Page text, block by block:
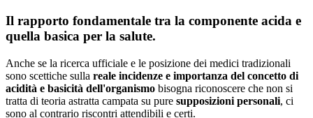
Il rapporto fondamentale tra la componente acida e
quella basica per la salute.
Anche se la ricerca ufficiale e le posizione dei medici tradizionali
sono scettiche sulla reale incidenze e importanza del concetto di
acidità e basicità dell'organismo bisogna riconoscere che non si
tratta di teoria astratta campata su pure supposizioni personali, ci
sono al contrario riscontri attendibili e certi.